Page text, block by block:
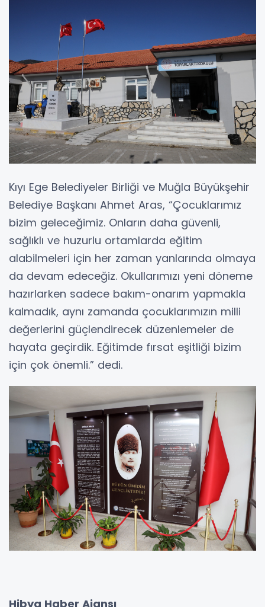
Kıyı Ege Belediyeler Birliği ve Muğla Büyükşehir
Belediye Başkanı Ahmet Aras, “Çocuklarımız
bizim geleceğimiz. Onların daha güvenli,
sağlıklı ve huzurlu ortamlarda eğitim
alabilmeleri için her zaman yanlarında olmaya
da devam edeceğiz. Okullarımızı yeni döneme
hazırlarken sadece bakım-onarım yapmakla
kalmadık, aynı zamanda çocuklarımızın milli
değerlerini güçlendirecek düzenlemeler de
hayata geçirdik. Eğitimde fırsat eşitliği bizim
için çok önemli.” dedi.
Hibya Haber Ajansı